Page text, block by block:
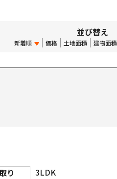
並び替え
新着順 価格 土地面積 建物面積
り
3LDK